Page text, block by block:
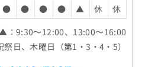
● ● ● ● ▲ 休
休
▲：9:30～12:00、13:00～16:00
日、木曜日（第1・3・4・5）